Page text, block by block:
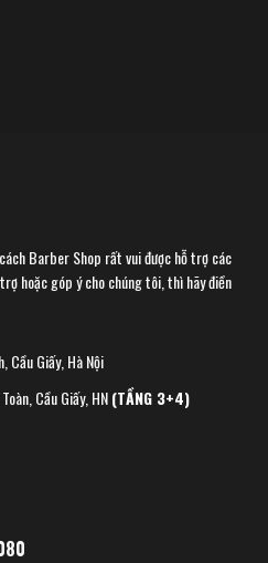
Barber Shop rất vui được hỗ trợ các
hoặc góp ý cho chúng tôi, thì hãy điền
Cầu Giấy, Hà Nội
Cầu Giấy, HN(TẦNG 3+4)